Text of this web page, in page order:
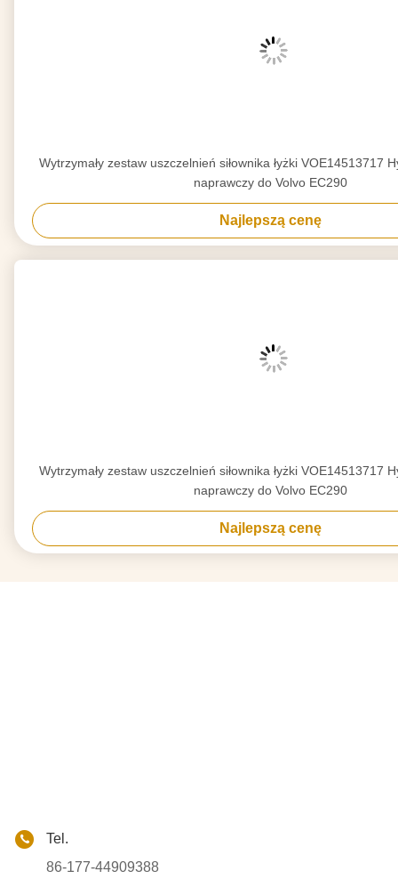
Wytrzymały zestaw uszczelnień siłownika łyżki VOE14513717
naprawczy do Volvo EC290
Najlepszą cenę
Wytrzymały zestaw uszczelnień siłownika łyżki VOE14513717
naprawczy do Volvo EC290
Najlepszą cenę
Tel.
86-177-44909388